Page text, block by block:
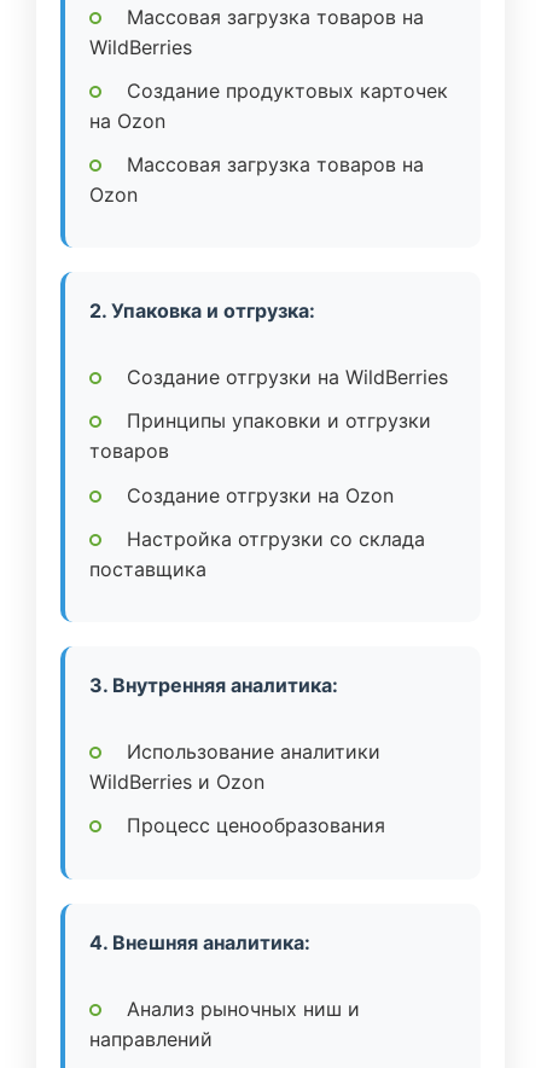
Массовая загрузка товаров на
WildBerries
Создание продуктовых карточек
на Ozon
Массовая загрузка товаров на
Ozon
2. Упаковка и отгрузка:
Создание отгрузки на WildBerries
Принципы упаковки и отгрузки
товаров
Создание отгрузки на Ozon
Настройка отгрузки со склада
поставщика
3. Внутренняя аналитика:
Использование аналитики
WildBerries и Ozon
Процесс ценообразования
4. Внешняя аналитика:
Анализ рыночных ниш и
направлений